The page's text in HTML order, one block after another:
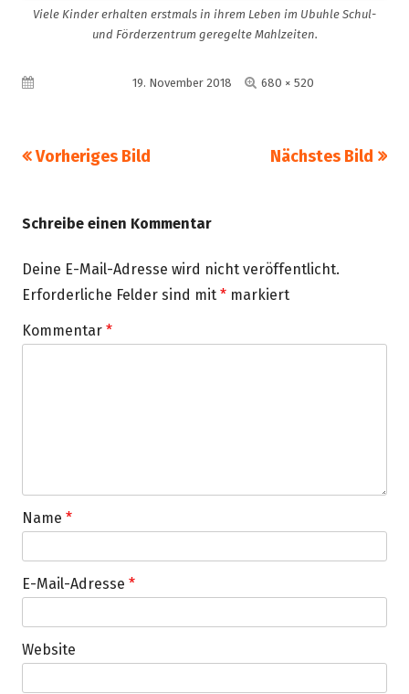
Viele Kinder erhalten erstmals in ihrem Leben im Ubuhle Schul-
und Förderzentrum geregelte Mahlzeiten.
Veröffentlicht am19. November 2018 Volle
680 × 520
Vorheriges Bild Nächstes Bild
Schreibe einen Kommentar
Deine E-Mail-Adresse wird nicht veröffentlicht.
Erforderliche Felder sind mit * markiert
Kommentar *
Name *
E-Mail-Adresse *
Website